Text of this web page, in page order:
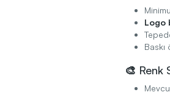
Logo
🎨 Renk